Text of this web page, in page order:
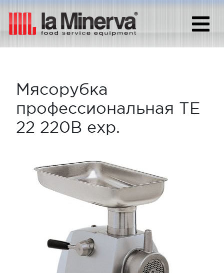
Мясорубка
профессиональная TE
22 220В exp.